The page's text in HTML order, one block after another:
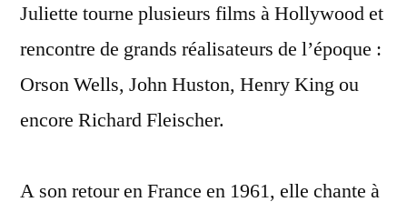
Juliette tourne plusieurs films à Hollywood et
rencontre de grands réalisateurs de l’époque :
Orson Wells, John Huston, Henry King ou
encore Richard Fleischer.
A son retour en France en 1961, elle chante à